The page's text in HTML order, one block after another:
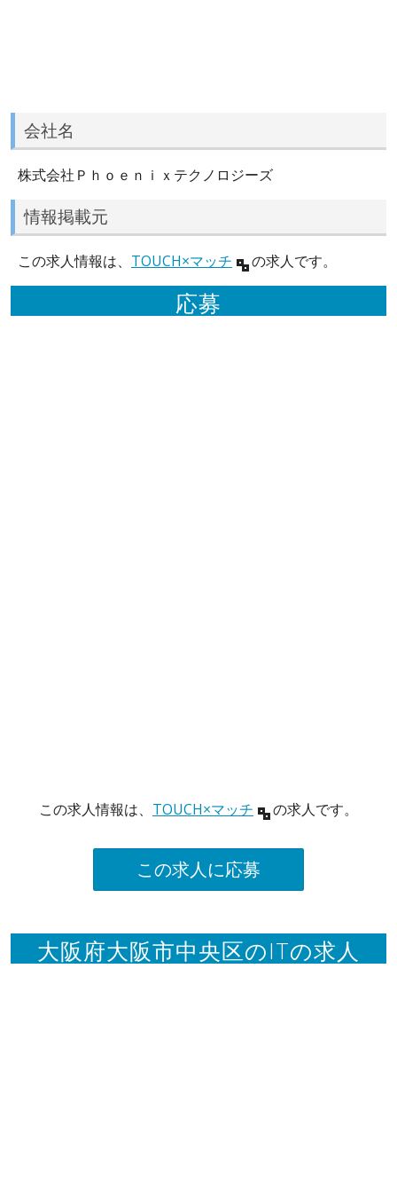
会社名
株式会社Ｐｈｏｅｎｉｘテクノロジーズ
情報掲載元
この求人情報は、 TOUCH×マッチ の求人です。
応募
この求人情報は、 TOUCH×マッチ の求人です。
この求人に応募
大阪府大阪市中央区のITの求人